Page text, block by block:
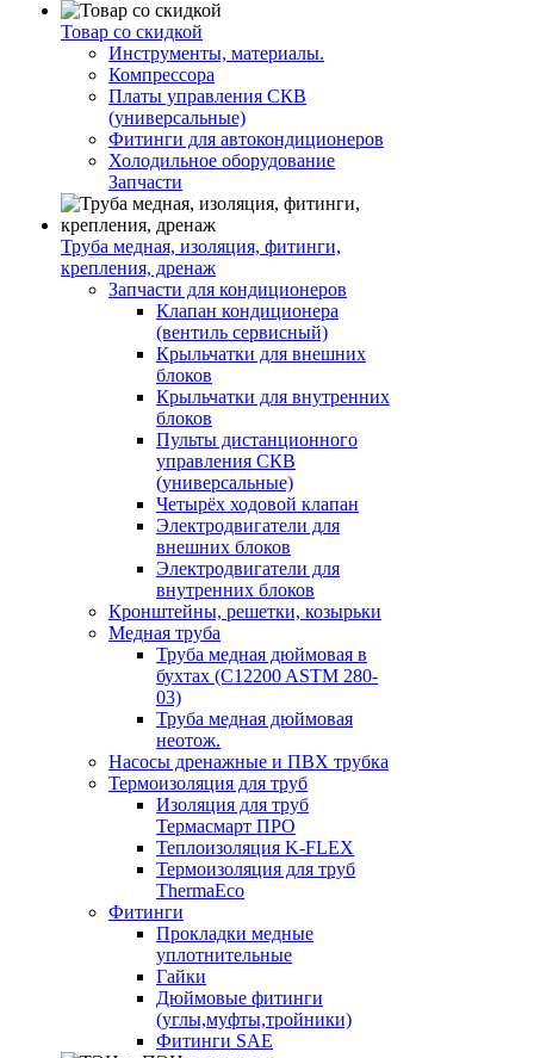
Товар со скидкой
Инструменты, материалы.
Компрессора
Платы управления СКВ
(универсальные)
Фитинги для автокондиционеров
Холодильное оборудование
Запчасти
Труба медная, изоляция, фитинги,
крепления, дренаж
Запчасти для кондиционеров
Клапан кондиционера
(вентиль сервисный)
Крыльчатки для внешних
блоков
Крыльчатки для внутренних
блоков
Пульты дистанционного
управления СКВ
(универсальные)
Четырёх ходовой клапан
Электродвигатели для
внешних блоков
Электродвигатели для
внутренних блоков
Кронштейны, решетки, козырьки
Медная труба
Труба медная дюймовая в
бухтах (C12200 ASTM 280-
03)
Труба медная дюймовая
неотож.
Насосы дренажные и ПВХ трубка
Термоизоляция для труб
Изоляция для труб
Термасмарт ПРО
Теплоизоляция K-FLEX
Термоизоляция для труб
ThermaEco
Фитинги
Прокладки медные
уплотнительные
Гайки
Дюймовые фитинги
(углы,муфты,тройники)
Фитинги SAE